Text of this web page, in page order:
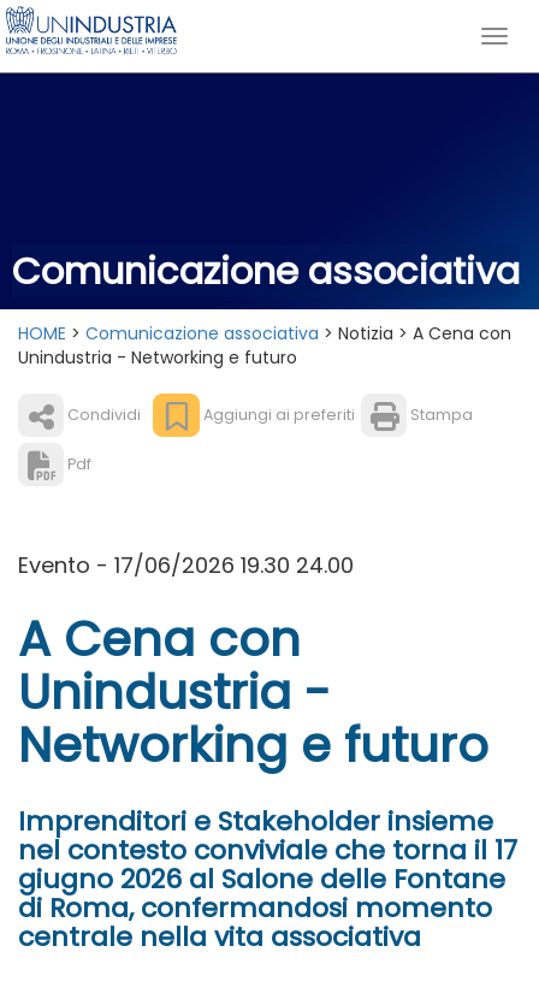
Comunicazione associativa
HOME > Comunicazione associativa > Notizia > A Cena con
Unindustria - Networking e futuro
Condividi Aggiungi ai preferiti Stampa
Pdf
Evento - 17/06/2026 19.30 24.00
A Cena con
Unindustria -
Networking e futuro
Imprenditori e Stakeholder insieme
nel contesto conviviale che torna il 17
giugno 2026 al Salone delle Fontane
di Roma, confermandosi momento
centrale nella vita associativa